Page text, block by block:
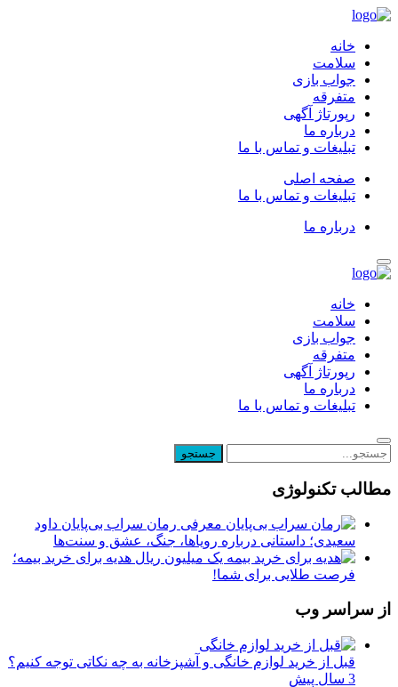
خانه
سلامت
جواب بازی
متفرقه
رپورتاژ آگهی
درباره ما
تبلیغات و تماس با ما
صفحه اصلی
تبلیغات و تماس با ما
درباره ما
خانه
سلامت
جواب بازی
متفرقه
رپورتاژ آگهی
درباره ما
تبلیغات و تماس با ما
مطالب تکنولوژی
معرفی رمان سراب بی‌پایان داود
سعیدی؛ داستانی درباره رویاها، جنگ، عشق و سنت‌ها
یک میلیون ریال هدیه برای خرید بیمه؛
فرصت طلایی برای شما!
از سراسر وب
قبل از خرید لوازم خانگی و آشپزخانه به چه نکاتی توجه کنیم؟
3 سال پیش